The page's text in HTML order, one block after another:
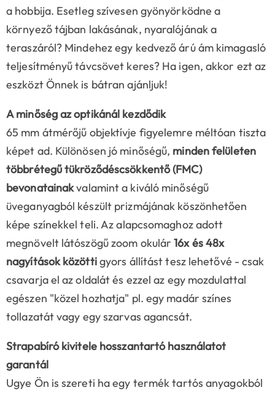
a hobbija. Esetleg szívesen gyönyörködne a
környező tájban lakásának, nyaralójának a
teraszáról? Mindehez egy kedvező árú ám kimagasló
teljesítményű távcsövet keres? Ha igen, akkor ezt az
eszközt Önnek is bátran ajánljuk!
A minőség az optikánál kezdődik
65 mm átmérőjű objektívje figyelemre méltóan tiszta
képet ad. Különösen jó minőségű, minden felületen
többrétegű tükröződéscsökkentő (FMC)
bevonatainakvalamint a kiváló minőségű
üveganyagból készült prizmájának köszönhetően
képe színekkel teli. Az alapcsomaghoz adott
megnövelt látószögű zoom okulár16x és 48x
nagyítások közöttigyors állítást tesz lehetővé - csak
csavarja el az oldalát és ezzel az egy mozdulattal
egészen "közel hozhatja" pl. egy madár színes
tollazatát vagy egy szarvas agancsát.
Strapabíró kivitele hosszantartó használatot
garantál
Ugye Ön is szereti ha egy termék tartós anyagokból